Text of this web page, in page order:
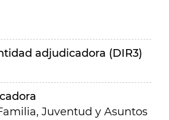
adjudicadora (DIR3)
Juventud y Asuntos